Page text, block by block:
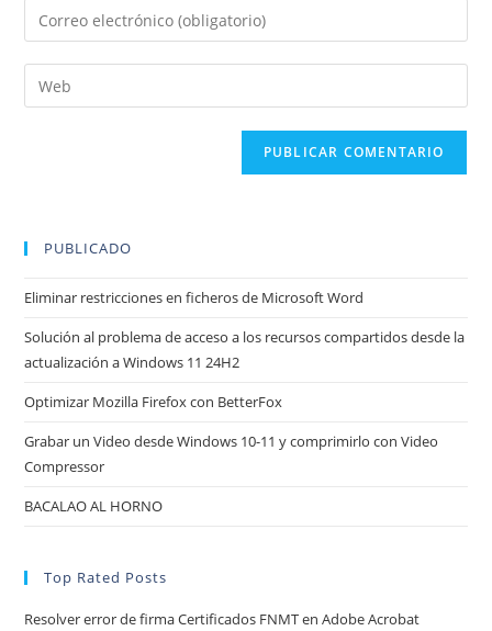
de
usuario
Introduce
tu
dirección
de
Introduce
la
(opcional)
PUBLICADO
Eliminar restricciones en ficheros de Microsoft Word
Solución al problema de acceso a los recursos compartidos desde la
actualización a Windows 11 24H2
Optimizar Mozilla Firefox con BetterFox
Grabar un Video desde Windows 10-11 y comprimirlo con Video
Compressor
BACALAO AL HORNO
Top Rated Posts
Resolver error de firma Certificados FNMT en Adobe Acrobat